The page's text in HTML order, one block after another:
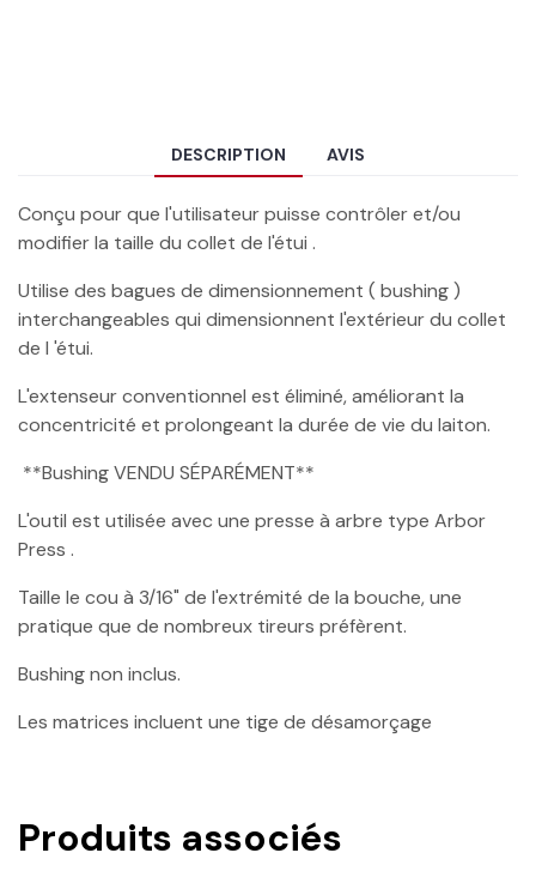
DESCRIPTION AVIS
Conçu pour que l'utilisateur puisse contrôler et/ou
modifier la taille du collet de l'étui .
Utilise des bagues de dimensionnement ( bushing )
interchangeables qui dimensionnent l'extérieur du collet
de l 'étui.
L'extenseur conventionnel est éliminé, améliorant la
concentricité et prolongeant la durée de vie du laiton.
**Bushing VENDU SÉPARÉMENT**
L'outil est utilisée avec une presse à arbre type Arbor
Press .
Taille le cou à 3/16" de l'extrémité de la bouche, une
pratique que de nombreux tireurs préfèrent.
Bushing non inclus.
Les matrices incluent une tige de désamorçage
Produits associés